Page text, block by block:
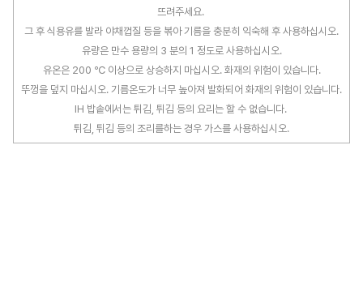
뜨려주세요.
그 후 식용유를 발라 야채껍질 등을 볶아 기름을 충분히 익숙해 후 사용하십시오.
유량은 만수 용량의 3 분의 1 정도로 사용하십시오.
유온은 200 ℃ 이상으로 상승하지 마십시오. 화재의 위험이 있습니다.
뚜껑을 덮지 마십시오. 기름온도가 너무 높아져 발화되어 화재의 위험이 있습니다.
IH 밥솥에서는 튀김, 튀김 등의 요리는 할 수 없습니다.
튀김, 튀김 등의 조리를하는 경우 가스를 사용하십시오.